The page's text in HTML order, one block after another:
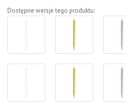
Dostępne wersje tego produktu: